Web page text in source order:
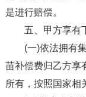
是进行赔偿。
五、甲方享有
(一)依法拥有
苗补偿费归乙方享
所有，按照国家相